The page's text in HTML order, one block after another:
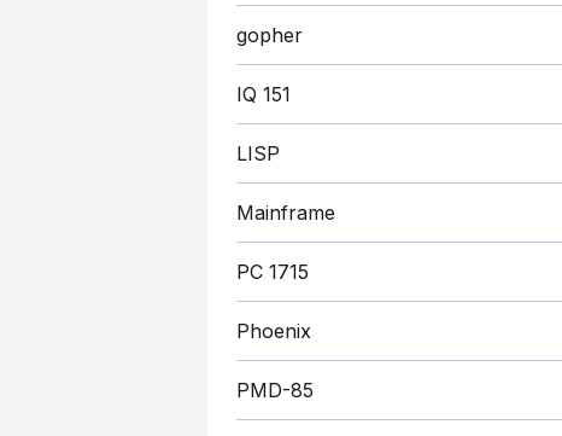
gopher
IQ 151
LISP
Mainframe
PC 1715
Phoenix
PMD-85